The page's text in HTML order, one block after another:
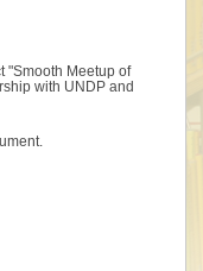
"Smooth Meetup of
with UNDP and